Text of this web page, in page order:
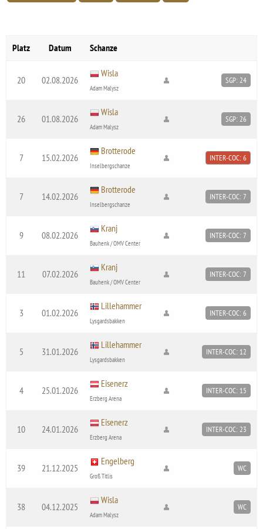
Platz Datum Schanze
20 02.08.2026
Wisla
Adam Malysz
SGP: 24
26 01.08.2026
Wisla
Adam Malysz
SGP: 26
7 15.02.2026
Brotterode
Inselbergschanze
INTER-COC: 6
7 14.02.2026
Brotterode
Inselbergschanze
INTER-COC: 7
9 08.02.2026
Kranj
Bauhenk / OMV Center
INTER-COC: 7
11 07.02.2026
Kranj
Bauhenk / OMV Center
INTER-COC: 7
3 01.02.2026
Lillehammer
Lysgardsbakken
INTER-COC: 6
5 31.01.2026
Lillehammer
Lysgardsbakken
INTER-COC: 12
4 25.01.2026
Eisenerz
Erzberg Arena
INTER-COC: 15
10 24.01.2026
Eisenerz
Erzberg Arena
INTER-COC: 23
39 21.12.2025
Engelberg
Groß Titlis
WC
38 04.12.2025
Wisla
Adam Malysz
WC